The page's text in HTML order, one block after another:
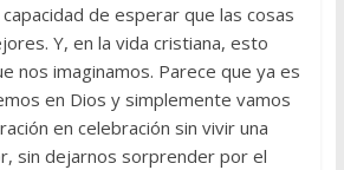
de esperar que las cosas
Y, en la vida cristiana, esto
nos imaginamos. Parece que ya es
en Dios y simplemente vamos
en celebración sin vivir una
sin dejarnos sorprender por el